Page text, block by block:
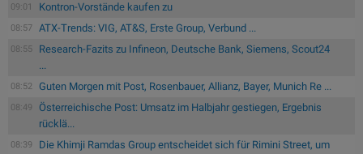
09:01 Kontron-Vorstände kaufen zu
08:57 ATX-Trends: VIG, AT&S, Erste Group, Verbund ...
08:55
Research-Fazits zu Infineon, Deutsche Bank, Siemens, Scout24
...
08:52 Guten Morgen mit Post, Rosenbauer, Allianz, Bayer, Munich Re ...
08:49
Österreichische Post: Umsatz im Halbjahr gestiegen, Ergebnis
rücklä...
08:39
Die Khimji Ramdas Group entscheidet sich für Rimini Street, um